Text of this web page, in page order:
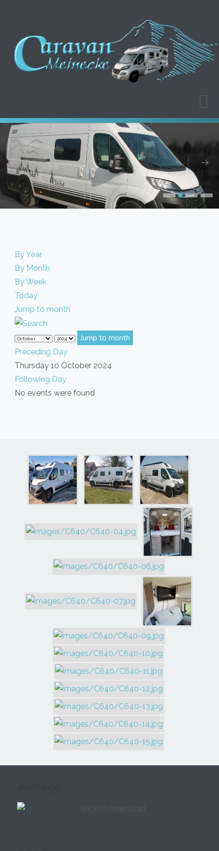
By Year
By Month
By Week
Today
Jump to month
Jump to month
Preceding Day
Thursday 10 October 2024
Following Day
No events were found